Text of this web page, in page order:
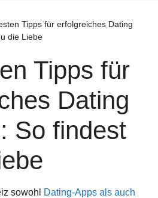
Tipps für erfolgreiches Dating
die Liebe
Tipps für
Dating
So findest
sowohl
Dating-Apps als auch